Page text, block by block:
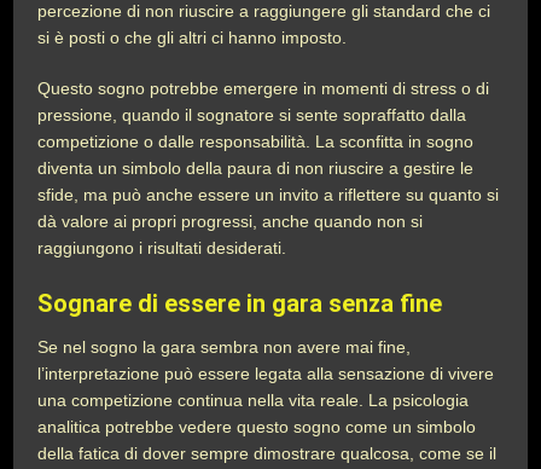
percezione di non riuscire a raggiungere gli standard che ci
si è posti o che gli altri ci hanno imposto.
Questo sogno potrebbe emergere in momenti di stress o di
pressione, quando il sognatore si sente sopraffatto dalla
competizione o dalle responsabilità. La sconfitta in sogno
diventa un simbolo della paura di non riuscire a gestire le
sfide, ma può anche essere un invito a riflettere su quanto si
dà valore ai propri progressi, anche quando non si
raggiungono i risultati desiderati.
Sognare di essere in gara senza fine
Se nel sogno la gara sembra non avere mai fine,
l’interpretazione può essere legata alla sensazione di vivere
una competizione continua nella vita reale. La psicologia
analitica potrebbe vedere questo sogno come un simbolo
della fatica di dover sempre dimostrare qualcosa, come se il